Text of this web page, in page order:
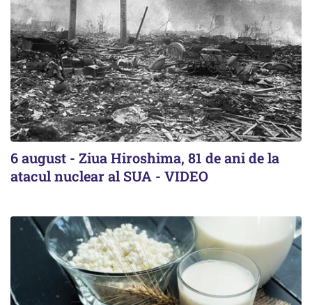
6 august - Ziua Hiroshima, 81 de ani de la
atacul nuclear al SUA - VIDEO